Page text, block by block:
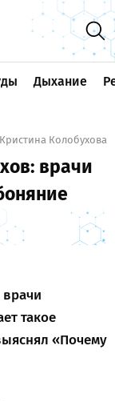
Дыхание
Кристина Колобухова
врачи
врачи
такое
«Почему